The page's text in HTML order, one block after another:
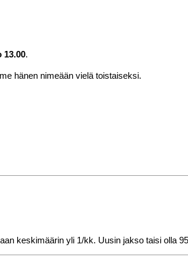
13.00.
hänen nimeään vielä toistaiseksi.
keskimäärin yli 1/kk. Uusin jakso taisi olla